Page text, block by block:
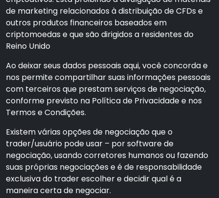
de marketing relacionados à distribuição de CFDs e
outros produtos financeiros baseados em
criptomoedas e que são dirigidos a residentes do
Reino Unido
Ao deixar seus dados pessoais aqui, você concorda e
nos permite compartilhar suas informações pessoais
com terceiros que prestam serviços de negociação,
conforme previsto na Política de Privacidade e nos
Termos e Condições.
Existem várias opções de negociação que o
trader/usuário pode usar – por software de
negociação, usando corretores humanos ou fazendo
suas próprias negociações e é de responsabilidade
exclusiva do trader escolher e decidir qual é a
maneira certa de negociar.